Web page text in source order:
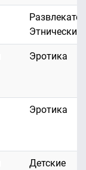
Этнические
Эротика
Эротика
Детские